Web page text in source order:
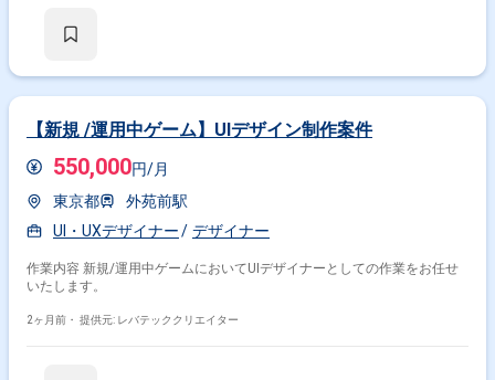
【新規 /運用中ゲーム】UIデザイン制作案件
550,000円/月
東京都
外苑前駅
UI・UXデザイナー
デザイナー
作業内容 新規/運用中ゲームにおいてUIデザイナーとしての作業をお任せ
いたします。
2ヶ月前・ 提供元: レバテッククリエイター